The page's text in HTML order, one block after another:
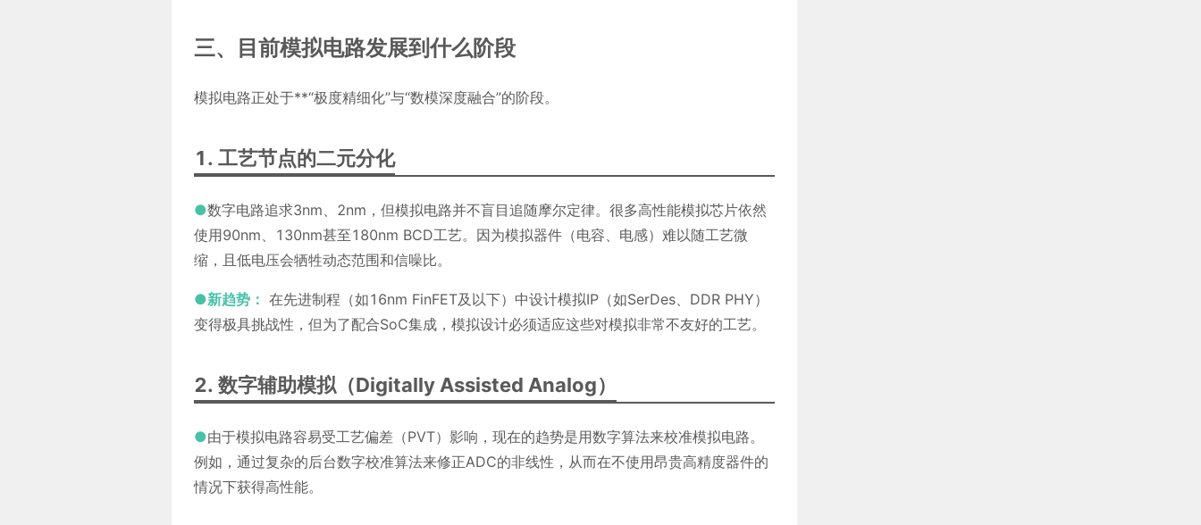
三、目前模拟电路发展到什么阶段
模拟电路正处于**“极度精细化”与“数模深度融合”的阶段。
1. 工艺节点的二元分化
●数字电路追求3nm、2nm，但模拟电路并不盲目追随摩尔定律。很多高性能模拟芯片依然
使用90nm、130nm甚至180nm BCD工艺。因为模拟器件（电容、电感）难以随工艺微
缩，且低电压会牺牲动态范围和信噪比。
●新趋势： 在先进制程（如16nm FinFET及以下）中设计模拟IP（如SerDes、DDR PHY）
变得极具挑战性，但为了配合SoC集成，模拟设计必须适应这些对模拟非常不友好的工艺。
2. 数字辅助模拟（Digitally Assisted Analog）
●由于模拟电路容易受工艺偏差（PVT）影响，现在的趋势是用数字算法来校准模拟电路。
例如，通过复杂的后台数字校准算法来修正ADC的非线性，从而在不使用昂贵高精度器件的
情况下获得高性能。